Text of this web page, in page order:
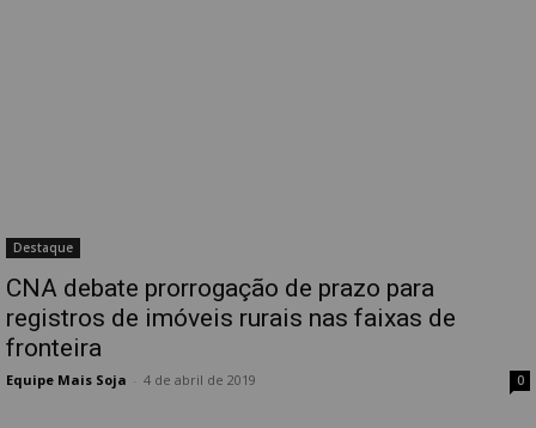
Destaque
CNA debate prorrogação de prazo para
registros de imóveis rurais nas faixas de
fronteira
Equipe Mais Soja 4 de abril de 2019 0